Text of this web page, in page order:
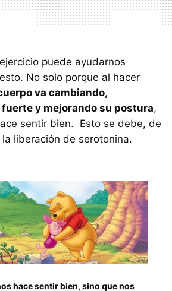
puede ayudarnos
No solo porque al hacer
va cambiando,
y mejorando su postura,
sentir bien. Esto se debe, de
liberación de serotonina.
hace sentir bien, sino que nos